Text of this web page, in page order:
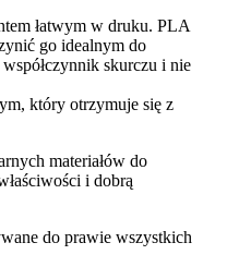
łatwym w druku. PLA
go idealnym do
skurczu i nie
który otrzymuje się z
materiałów do
i dobrą
do prawie wszystkich